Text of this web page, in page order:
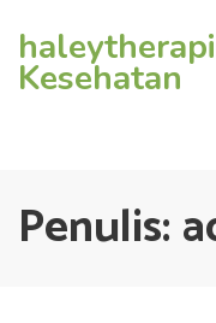
konten
Kesehatan
Penulis: